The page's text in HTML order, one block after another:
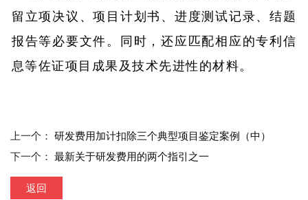
留立项决议、项目计划书、进度测试记录、结题
报告等必要文件。同时，还应匹配相应的专利信
息等佐证项目成果及技术先进性的材料。
上一个：研发费用加计扣除三个典型项目鉴定案例（中）
下一个：最新关于研发费用的两个指引之一
返回